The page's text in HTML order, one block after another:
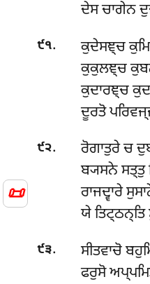
📜
ਦੇਸ ਚਾਗੇਨ
੯੧.
ਕੁਦੇਸਞ੍ਚ
ਕੁਕੁਲਞ੍ਚ
ਕੁਦਾਰਞ੍ਚ
ਦੂਰਤੋ
੯੨.
ਰੋਗਾਤੁਰੇ ਚ
ਬ੍ਯਸਨੇ ਸਤ੍ਤੁ
ਰਾਜਦ੍ਵਾਰੇ
ਯੇ ਤਿਟ੍ਠਨ੍ਤਿ
੯੩.
ਸੀਤਵਾਚੋ
ਫਰੁਸੋ